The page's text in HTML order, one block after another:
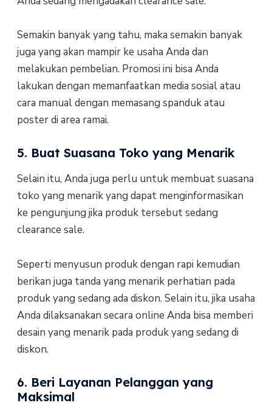
Semakin banyak yang tahu, maka semakin banyak
juga yang akan mampir ke usaha Anda dan
melakukan pembelian. Promosi ini bisa Anda
lakukan dengan memanfaatkan media sosial atau
cara manual dengan memasang spanduk atau
poster di area ramai.
5. Buat Suasana Toko yang Menarik
Selain itu, Anda juga perlu untuk membuat suasana
toko yang menarik yang dapat menginformasikan
ke pengunjung jika produk tersebut sedang
clearance sale.
Seperti menyusun produk dengan rapi kemudian
berikan juga tanda yang menarik perhatian pada
produk yang sedang ada diskon. Selain itu, jika usaha
Anda dilaksanakan secara online Anda bisa memberi
desain yang menarik pada produk yang sedang di
diskon.
6. Beri Layanan Pelanggan yang
Maksimal